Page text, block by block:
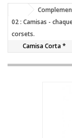
DISFRACES PARA
DISFRACES INFANTILES
COMPLEMENTOS
02 : Camisas -
corsets.
Camisa Corta *